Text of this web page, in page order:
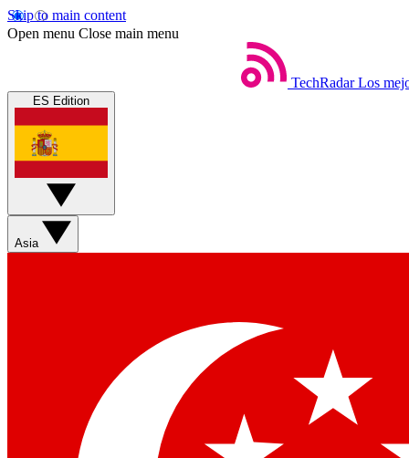
Skip to main content
Open menu Close main menu
TechRadar Los
ES Edition
Asia